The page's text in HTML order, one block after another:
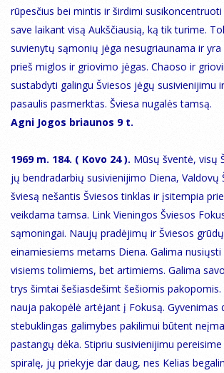
rūpesčius bei mintis ir širdimi
save laikant visą Aukščiausią, ką tik turime.
suvienytų sąmonių jėga nesugriaunama ir
prieš miglos ir griovimo jėgas. Chaoso ir
sustabdyti galingu Šviesos jėgų susivienijimu
pasaulis pasmerktas. Šviesa nugalės tamsą.
Agni Jogos briaunos 9 t.
1969 m. 184. ( Kovo 24 ). Mūsų šventė, visų
jų bendradarbių susivienijimo Diena, Valdovų
šviesą nešantis Šviesos tinklas ir įsitempia
veikdama tamsa. Link Vieningos Šviesos
sąmoningai. Naujų pradėjimų ir Šviesos
einamiesiems metams Diena. Galima
visiems tolimiems, bet artimiems. Galima
trys šimtai šešiasdešimt šešiomis pakopomis.
nauja pakopėlė artėjant į Fokusą. Gyvenimas
stebuklingas galimybes pakilimui būtent
pastangų dėka. Stipriu susivienijimu
spiralę, jų priekyje dar daug, nes Kelias